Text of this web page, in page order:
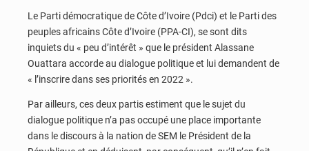
Le Parti démocratique de Côte d’Ivoire (Pdci) et le Parti des
peuples africains Côte d’Ivoire (PPA-CI), se sont dits
inquiets du « peu d’intérêt » que le président Alassane
Ouattara accorde au dialogue politique et lui demandent de
« l’inscrire dans ses priorités en 2022 ».
Par ailleurs, ces deux partis estiment que le sujet du
dialogue politique n’a pas occupé une place importante
dans le discours à la nation de SEM le Président de la